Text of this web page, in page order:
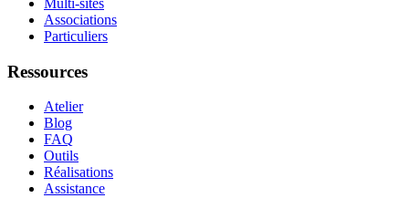
Associations
Particuliers
Ressources
Atelier
Blog
FAQ
Outils
Réalisations
Assistance